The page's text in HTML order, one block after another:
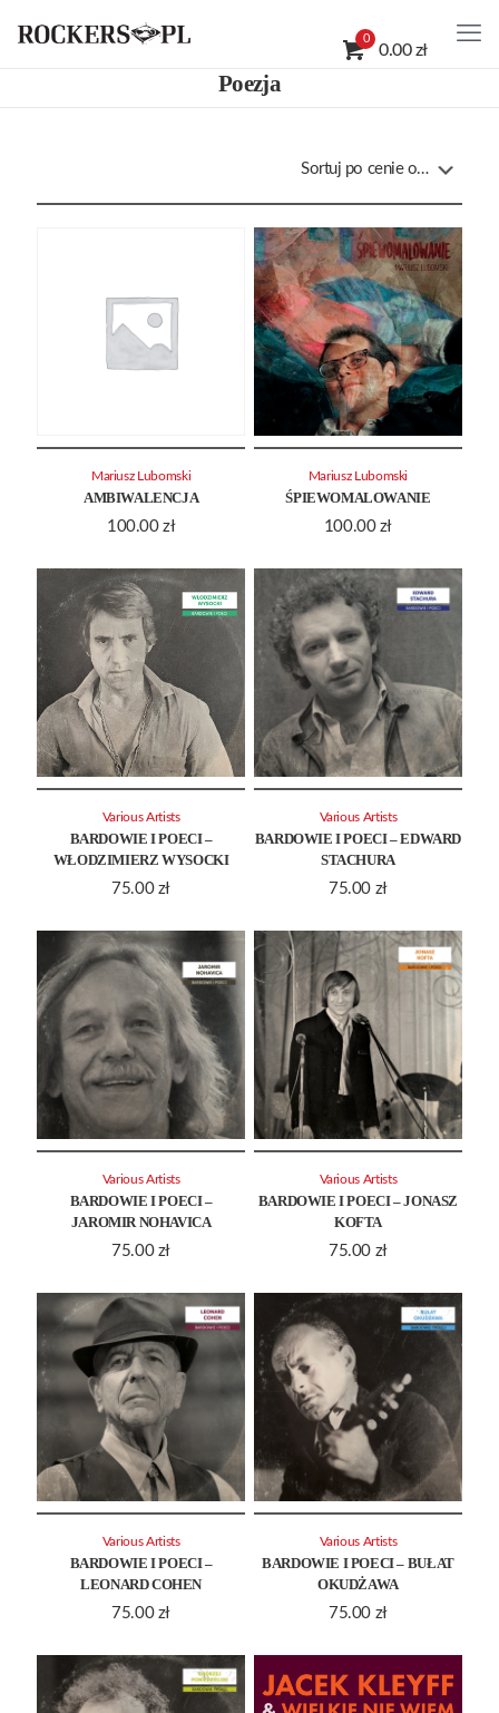
0
0.00 zł
Poezja
AMBIWALENCJA
100.00 zł
Mariusz Lubomski
ŚPIEWOMALOWANIE
100.00 zł
Mariusz Lubomski
BARDOWIE I POECI –
WŁODZIMIERZ WYSOCKI
75.00 zł
Various Artists
BARDOWIE I POECI – EDWARD
STACHURA
75.00 zł
Various Artists
BARDOWIE I POECI –
JAROMIR NOHAVICA
75.00 zł
Various Artists
BARDOWIE I POECI – JONASZ
KOFTA
75.00 zł
Various Artists
BARDOWIE I POECI –
LEONARD COHEN
75.00 zł
Various Artists
BARDOWIE I POECI – BUŁAT
OKUDŻAWA
75.00 zł
Various Artists